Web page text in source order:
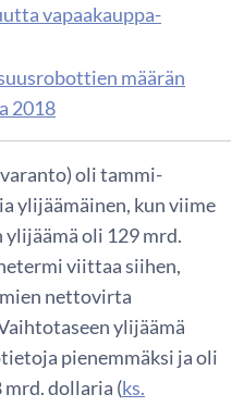
vapaakauppa-
määrän
2018
oli tammi-
ylijäämäinen, kun viime
ylijäämä oli 129 mrd.
viittaa siihen,
nettovirta
ylijäämä
pienemmäksi ja oli
dollaria (ks.